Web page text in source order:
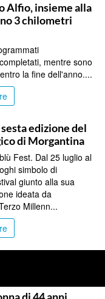
Alfio, insieme alla
3 chilometri
mentre sono
la fine dell'anno....
edizione del
di Morgantina
Fest. Dal 25 luglio al
simbolo di
giunto alla sua
ideata da
Millenn...